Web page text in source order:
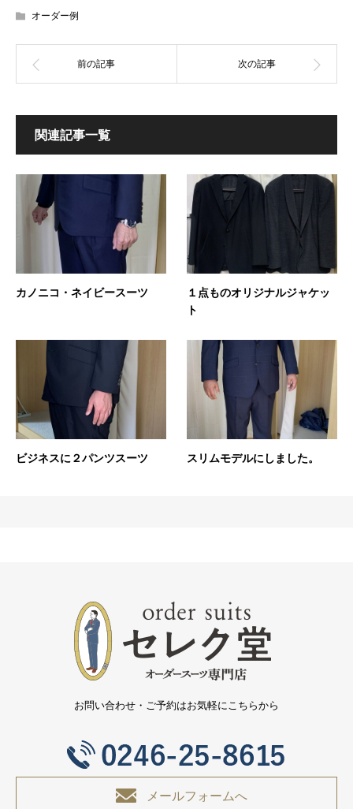
オーダー例
関連記事一覧
カノニコ・ネイビースーツ
１点ものオリジナルジャケッ
ト
ビジネスに２パンツスーツ スリムモデルにしました。
お問い合わせ・ご予約はお気軽にこちらから
メールフォームへ